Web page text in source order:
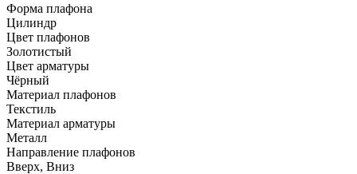
Форма плафона
Цилиндр
Цвет плафонов
Золотистый
Цвет арматуры
Чёрный
Материал плафонов
Текстиль
Материал арматуры
Металл
Направление плафонов
Вверх, Вниз